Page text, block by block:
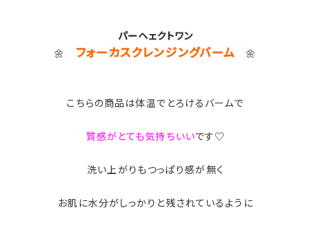
パーヘェクトワン
🌼 フォーカスクレンジングバーム 🌼
こちらの商品は体温でとろけるバームで
質感がとても気持ちいいです♡
洗い上がりもつっぱり感が無く
お肌に水分がしっかりと残されているように